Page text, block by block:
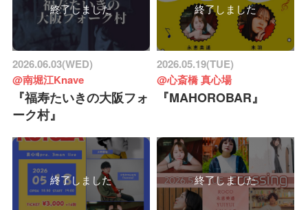
終了しました
2026.06.03(WED)
@南堀江Knave
『福寿たいきの大阪フォ
ーク村』
終了しました
2026.05.19(TUE)
@心斎橋 真心場
『MAHOROBAR』
終了しました 終了しました